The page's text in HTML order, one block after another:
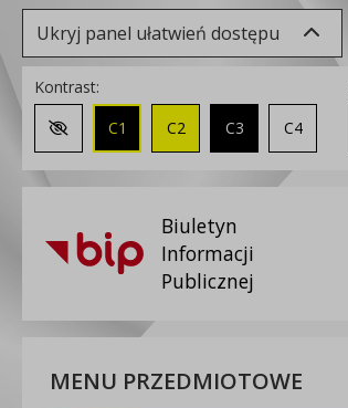
Ukryj panel ułatwień dostępu
Kontrast:
Zmień kontrast na domyślny
C1 C2 C3 C4
Biuletyn
Informacji
Publicznej
MENU PRZEDMIOTOWE